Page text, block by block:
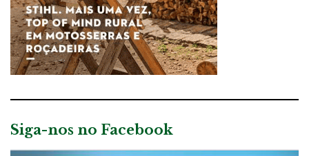
Siga-nos no Facebook